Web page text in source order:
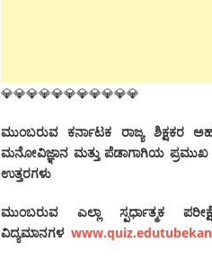
💎💎💎💎💎💎💎💎💎💎💎
ಮುಂಬರುವ ಕರ್ನಾಟಕ ರಾಜ್ಯ ಶಿಕ್ಷಕರ
ಮನೋವಿಜ್ಞಾನ ಮತ್ತು ಪೆಡಾಗಾಗಿಯ ಪ್ರಮುಖ
ಉತ್ತರಗಳು
ಮುಂಬರುವ ಎಲ್ಲಾ ಸ್ಪರ್ಧಾತ್ಮಕ
ವಿದ್ಯಮಾನಗಳ